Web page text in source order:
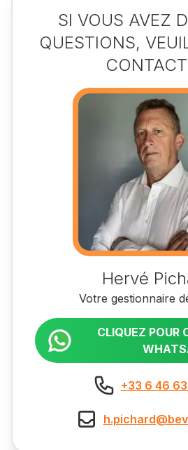
SI VOUS AVEZ
QUESTIONS,
Hervé
Votre gestionnaire
CLIQUEZ POUR
+33 6 46